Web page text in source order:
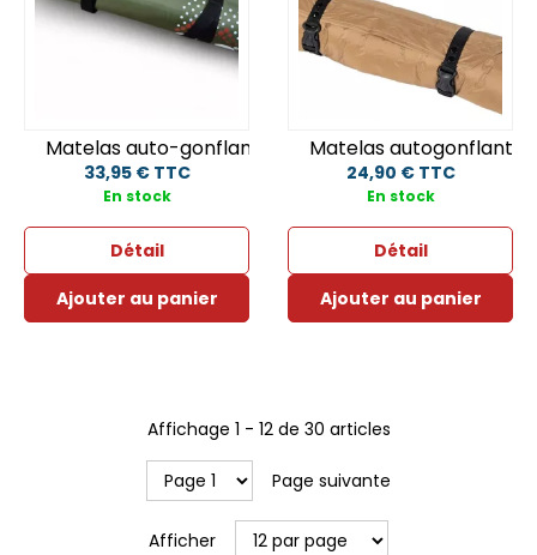
Matelas auto-gonflant
33,95 € TTC
En stock
Détail
Ajouter au panier
Matelas autogonflant
24,90 € TTC
En stock
Détail
Ajouter au panier
Affichage 1 - 12de 30 articles
Page suivante
Afficher